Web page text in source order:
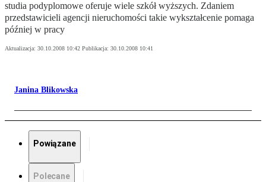
studia podyplomowe oferuje wiele szkół wyższych. Zdaniem
przedstawicieli agencji nieruchomości takie wykształcenie pomaga
później w pracy
Aktualizacja: 30.10.2008 10:42 Publikacja: 30.10.2008 10:41
Janina Blikowska
Powiązane
Polecane